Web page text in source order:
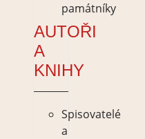
památníky
AUTOŘI
A
KNIHY
Spisovatelé
a